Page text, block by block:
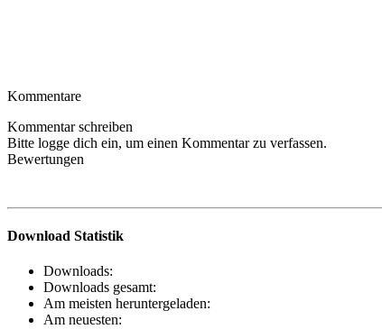
Kommentare
Kommentar schreiben
Bitte logge dich ein, um einen Kommentar zu verfassen.
Bewertungen
Download Statistik
Downloads:
Downloads gesamt:
Am meisten heruntergeladen:
Am neuesten: